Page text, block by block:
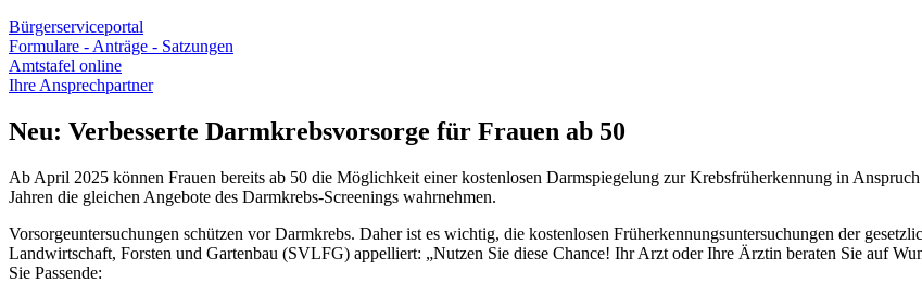
Bürgerserviceportal
Formulare - Anträge - Satzungen
Amtstafel online
Ihre Ansprechpartner
Neu: Verbesserte Darmkrebsvorsorge für Frauen ab 50
Ab April 2025 können Frauen bereits ab 50 die Möglichkeit einer kostenlosen Darmspiegelung zur Krebsfrüherkennung in
Jahren die gleichen Angebote des Darmkrebs-Screenings wahrnehmen.
Vorsorgeuntersuchungen schützen vor Darmkrebs. Daher ist es wichtig, die kostenlosen Früherkennungsuntersuchungen der
Landwirtschaft, Forsten und Gartenbau (SVLFG) appelliert: „Nutzen Sie diese Chance! Ihr Arzt oder Ihre Ärztin beraten Sie auf
Sie Passende: